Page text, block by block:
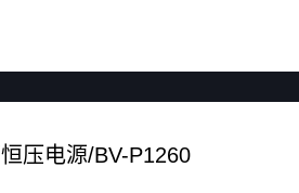
压电源/BV-P1260